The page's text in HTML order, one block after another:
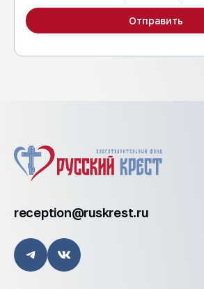
Отправить
reception@ruskrest.ru